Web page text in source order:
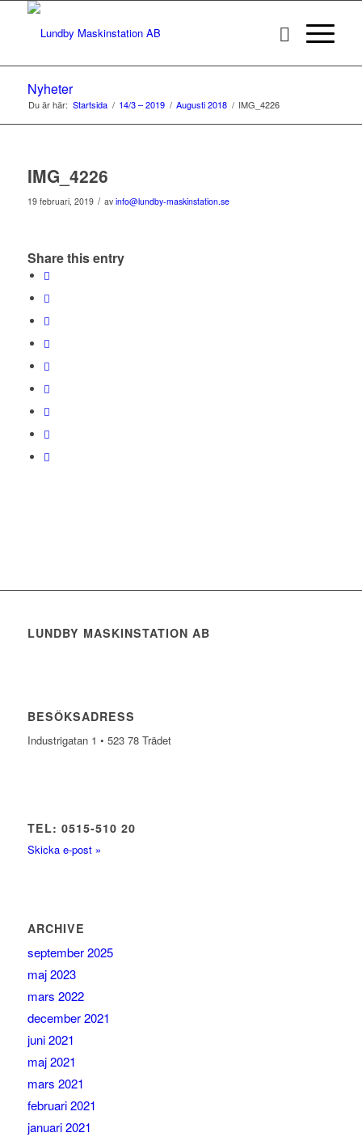
Nyheter
Du är här: Startsida / 14/3 – 2019 / Augusti 2018 / IMG_4226
IMG_4226
19 februari, 2019 / av info@lundby-maskinstation.se
Share this entry
LUNDBY MASKINSTATION AB
BESÖKSADRESS
Industrigatan 1 • 523 78 Trädet
TEL: 0515-510 20
Skicka e-post »
ARCHIVE
september 2025
maj 2023
mars 2022
december 2021
juni 2021
maj 2021
mars 2021
februari 2021
januari 2021